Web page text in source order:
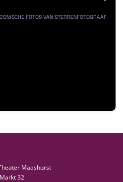
FOTOS VAN STERRENFOTOGRAAF
Maashorst
Markt 32